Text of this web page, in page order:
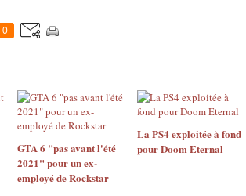
0
GTA 6 "pas avant l'été
2021" pour un ex-
employé de Rockstar
La PS4 exploitée à fond
pour Doom Eternal